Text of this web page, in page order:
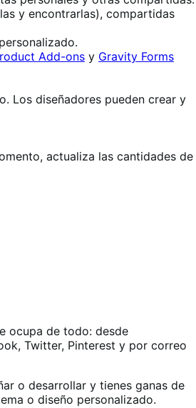
y encontrarlas), compartidas
Add-ons y Gravity Forms
Los diseñadores pueden crear y
actualiza las cantidades de
ocupa de todo: desde
Twitter, Pinterest y por correo
o desarrollar y tienes ganas de
o diseño personalizado.